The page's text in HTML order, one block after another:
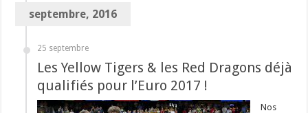
septembre, 2016
25 septembre
Les Yellow Tigers & les Red Dragons déjà
qualifiés pour l’Euro 2017 !
Nos